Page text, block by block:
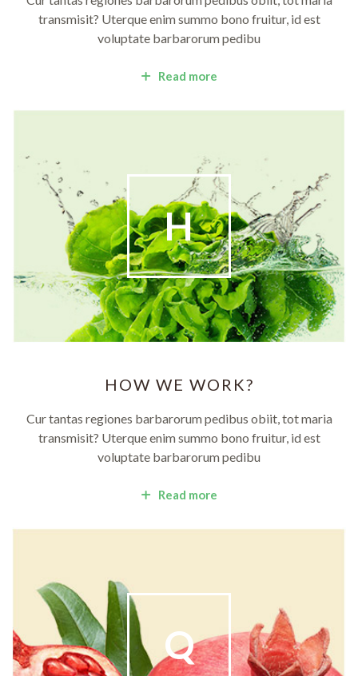
transmisit? Uterque enim summo bono fruitur, id est
voluptate barbarorum pedibu
Read more
H
HOW WE WORK?
Cur tantas regiones barbarorum pedibus obiit, tot maria
transmisit? Uterque enim summo bono fruitur, id est
voluptate barbarorum pedibu
Read more
Q